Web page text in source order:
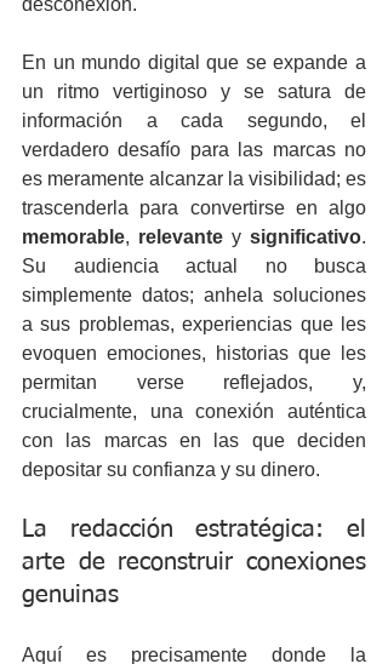
desconexión.
En un mundo digital que se expande a
un ritmo vertiginoso y se satura de
información a cada segundo, el
verdadero desafío para las marcas no
es meramente alcanzar la visibilidad; es
memorable, relevante y significativo.
Su audiencia actual no busca
simplemente datos; anhela soluciones
a sus problemas, experiencias que les
evoquen emociones, historias que les
permitan verse reflejados, y,
crucialmente, una conexión auténtica
con las marcas en las que deciden
depositar su confianza y su dinero.
La redacción estratégica: el
arte de reconstruir conexiones
genuinas